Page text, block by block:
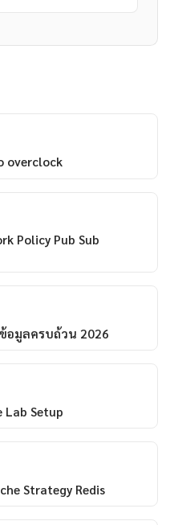
overclock
Policy Pub Sub
อมูลครบถ้วน 2026
Lab Setup
Strategy Redis